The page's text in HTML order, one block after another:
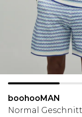
boohooMAN
Normal